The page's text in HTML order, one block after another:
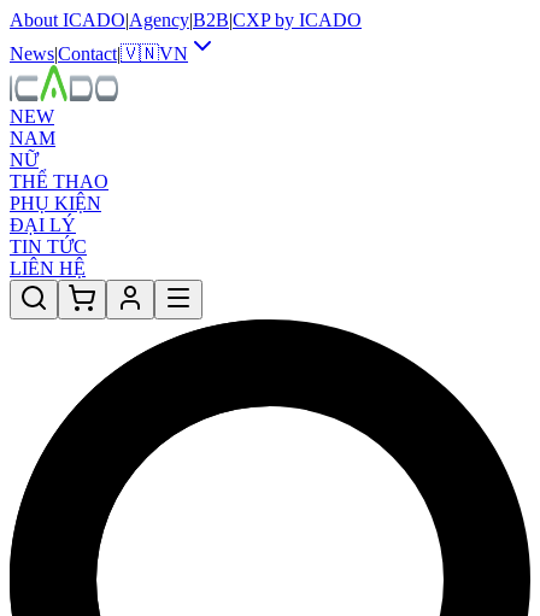
About ICADO|Agency|B2B|CXP by ICADO
News|Contact|🇻🇳VN
NEW
NAM
NỮ
THỂ THAO
PHỤ KIỆN
ĐẠI LÝ
TIN TỨC
LIÊN HỆ